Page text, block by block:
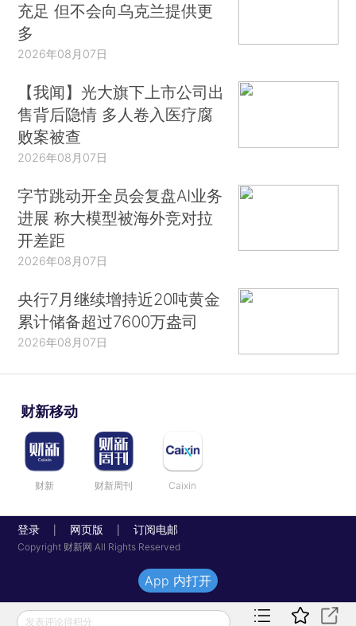
充足 但不会向乌克兰提供更
多
2026年08月07日
【我闻】光大旗下上市公司出
售背后隐情 多人卷入医疗腐
败案被查
2026年08月07日
字节跳动开全员会复盘AI业务
进展 称大模型被海外竞对拉
开差距
2026年08月07日
央行7月继续增持近20吨黄金
累计储备超过7600万盎司
2026年08月07日
财新移动
财新 财新周刊 Caixin
登录 网页版 订阅电邮
Copyright 财新网 All Rights Reserved
发表评论得积分
App 内打开